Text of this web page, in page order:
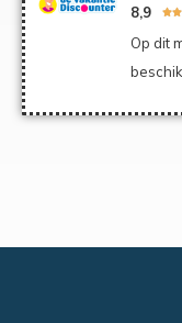
8,9 
Op dit